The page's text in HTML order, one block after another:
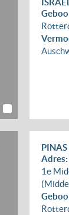
PINAS
Adres:
1e